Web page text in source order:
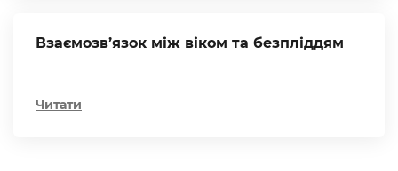
Взаємозв’язок між віком та безпліддям
Читати